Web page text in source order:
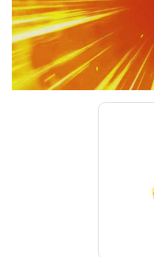
00:00 /01:00